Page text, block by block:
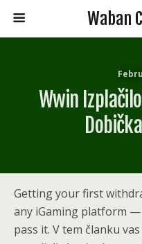
Waban
Wwin
Getting your first
any iGaming platform
pass it. V tem članku